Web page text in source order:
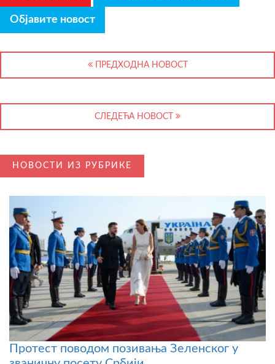
Објавите новост
ПРЕДХОДНА НОВОСТ
СЛЕДЕЋА НОВОСТ
НОВОСТИ ИЗ РУБРИКЕ
Протест поводом позивања Зеленског у